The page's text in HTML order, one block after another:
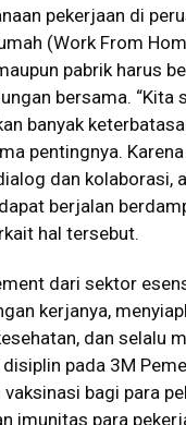
pekerjaan di
(Work From
pabrik harus
bersama. “Kita
banyak
pentingnya.
dan kolaborasi,
berjalan
hal tersebut.
dari sektor
kerjanya,
dan selalu
pada 3M
bagi para
imunitas para